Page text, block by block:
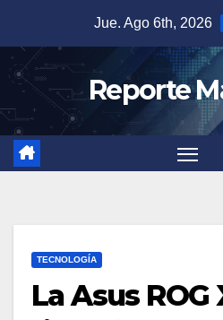
contenido
Jue. Ago 6th, 2026
Reporte
TECNOLOGÍA
La Asus